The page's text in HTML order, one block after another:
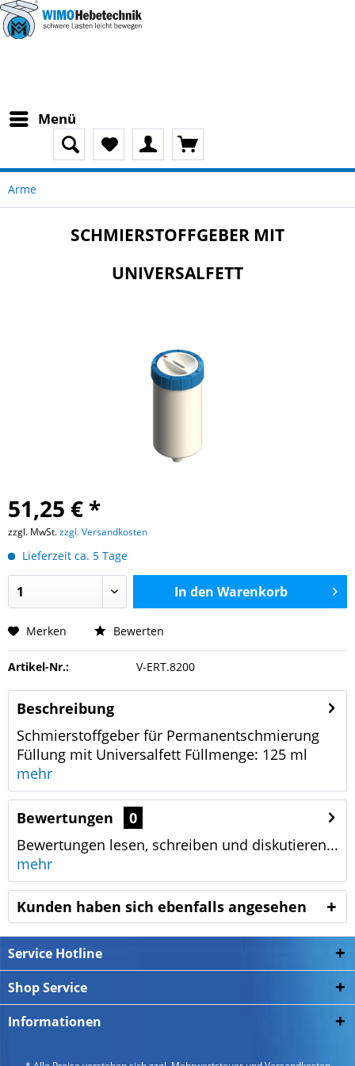
Menü
Arme
SCHMIERSTOFFGEBER MIT
UNIVERSALFETT
51,25 € *
zzgl. MwSt.zzgl. Versandkosten
Lieferzeit ca. 5 Tage
In den Warenkorb
Merken Bewerten
Artikel-Nr.: V-ERT.8200
Beschreibung
Schmierstoffgeber für Permanentschmierung
Füllung mit Universalfett Füllmenge: 125 ml
mehr
Bewertungen
0
Bewertungen lesen, schreiben und diskutieren...
mehr
Kunden haben sich ebenfalls angesehen
Service Hotline
Shop Service
Informationen